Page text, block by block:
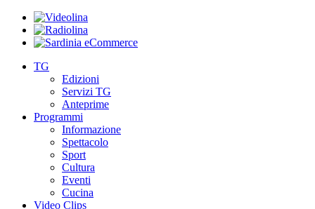
TG
Edizioni
Servizi TG
Anteprime
Programmi
Informazione
Spettacolo
Sport
Cultura
Eventi
Cucina
Video Clips